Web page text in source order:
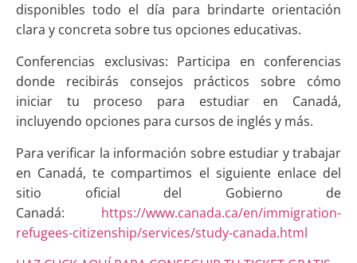
disponibles todo el día para brindarte orientación
clara y concreta sobre tus opciones educativas.
Conferencias exclusivas: Participa en conferencias
donde recibirás consejos prácticos sobre cómo
iniciar tu proceso para estudiar en Canadá,
incluyendo opciones para cursos de inglés y más.
Para verificar la información sobre estudiar y trabajar
en Canadá, te compartimos el siguiente enlace del
sitio oficial del Gobierno de
Canadá: https://www.canada.ca/en/immigration-
refugees-citizenship/services/study-canada.html